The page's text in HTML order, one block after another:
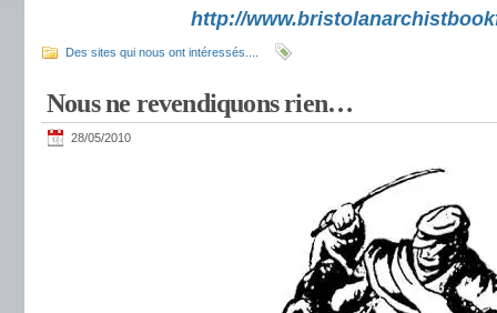
http://
Des sites qui nous ont intéressés....
Nous ne revendiquons rien…
28/05/2010